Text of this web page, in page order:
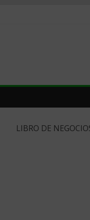
LIBRO DE